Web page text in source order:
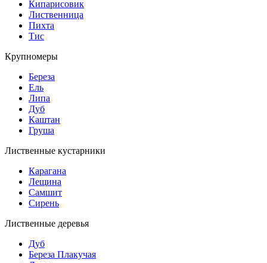
Кипарисовик
Лиственница
Пихта
Тис
Крупномеры
Береза
Ель
Липа
Дуб
Каштан
Груша
Лиственные кустарники
Карагана
Лещина
Самшит
Сирень
Лиственные деревья
Дуб
Береза Плакучая